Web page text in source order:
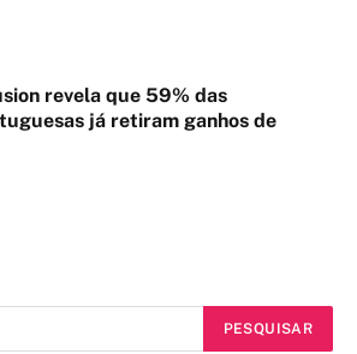
revela que 59% das
já retiram ganhos de